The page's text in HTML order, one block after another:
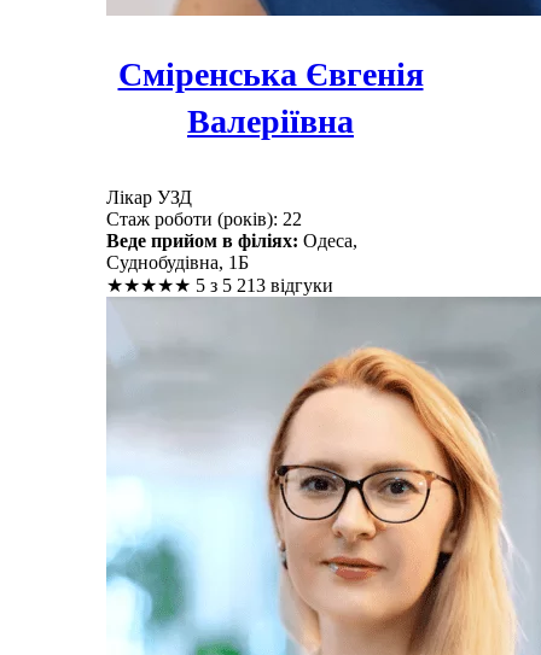
Сміренська Євгенія
Валеріївна
Лікар УЗД
Стаж роботи (років): 22
Веде прийом в філіях: Одеса,
Суднобудівна, 1Б
★★★★★ 5 з 5 213 відгуки